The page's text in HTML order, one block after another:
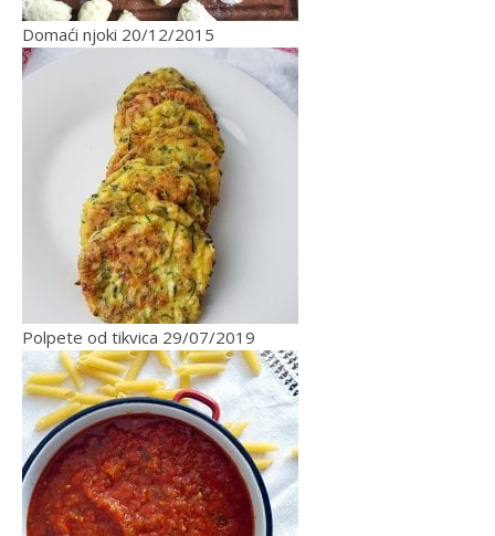
Domaći njoki 20/12/2015
Polpete od tikvica 29/07/2019